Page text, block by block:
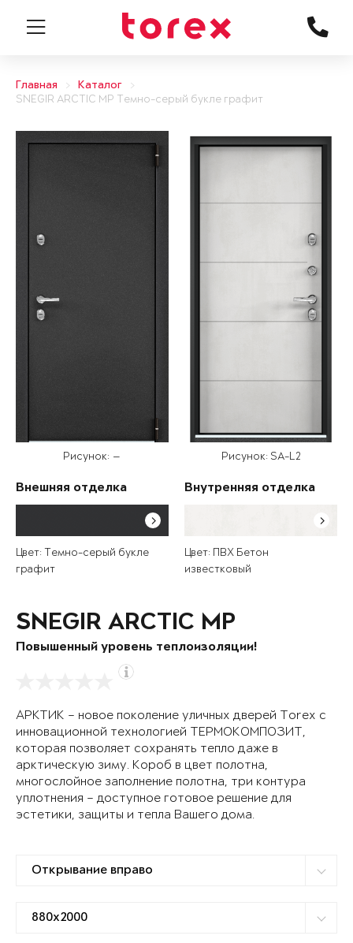
Главная
Каталог
SNEGIR ARCTIC MP Темно-серый букле графит
Рисунок: —
Внешняя отделка
Цвет: Темно-серый букле
графит
Рисунок: SA-L2
Внутренняя отделка
Цвет: ПВХ Бетон
известковый
SNEGIR ARCTIC MP
Повышенный уровень теплоизоляции!
АРКТИК – новое поколение уличных дверей Torex с
инновационной технологией ТЕРМОКОМПОЗИТ,
которая позволяет сохранять тепло даже в
арктическую зиму. Короб в цвет полотна,
многослойное заполнение полотна, три контура
уплотнения – доступное готовое решение для
эстетики, защиты и тепла Вашего дома.